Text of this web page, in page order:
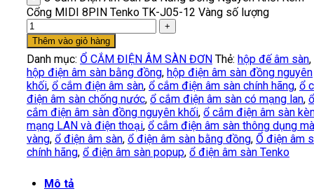
Cổng MIDI 8PIN Tenko TK-J05-12 Vàng số lượng
Thêm vào giỏ hàng
Danh mục: Ổ CẮM ĐIỆN ÂM SÀN ĐƠN Thẻ: hộp đế âm sàn,
hộp điện âm sàn bằng đồng, hộp điện âm sàn đồng nguyên
khối, ổ cắm điện âm sàn, ổ cắm điện âm sàn chính hãng, ổ
điện âm sàn chống nước, ổ cắm điện âm sàn có mạng lan, ổ
cắm điện âm sàn đồng nguyên khối, ổ cắm điện âm sàn
mạng LAN và điện thoại, ổ cắm điện âm sàn thông dụng
vàng, ổ điện âm sàn, ổ điện âm sàn bằng đồng, Ổ điện âm
chính hãng, ổ điện âm sàn popup, ổ điện âm sàn Tenko
Mô tả